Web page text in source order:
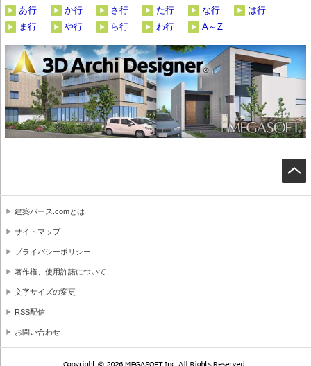
あ行 か行 さ行 た行 な行
は行
ま行
や行 ら行 わ行 A～Z
建築パース.comとは
サイトマップ
プライバシーポリシー
著作権、使用許諾について
文字サイズの変更
RSS配信
お問い合わせ